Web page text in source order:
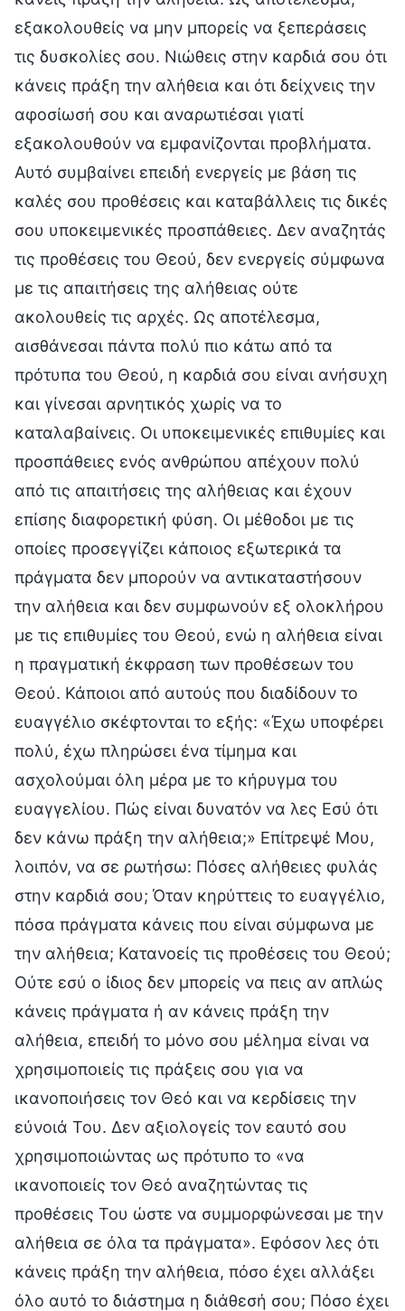
εξακολουθείς να μην μπορείς να ξεπεράσεις
τις δυσκολίες σου. Νιώθεις στην καρδιά σου ότι
κάνεις πράξη την αλήθεια και ότι δείχνεις την
αφοσίωσή σου και αναρωτιέσαι γιατί
εξακολουθούν να εμφανίζονται προβλήματα.
Αυτό συμβαίνει επειδή ενεργείς με βάση τις
καλές σου προθέσεις και καταβάλλεις τις δικές
σου υποκειμενικές προσπάθειες. Δεν αναζητάς
τις προθέσεις του Θεού, δεν ενεργείς σύμφωνα
με τις απαιτήσεις της αλήθειας ούτε
ακολουθείς τις αρχές. Ως αποτέλεσμα,
αισθάνεσαι πάντα πολύ πιο κάτω από τα
πρότυπα του Θεού, η καρδιά σου είναι ανήσυχη
και γίνεσαι αρνητικός χωρίς να το
καταλαβαίνεις. Οι υποκειμενικές επιθυμίες και
προσπάθειες ενός ανθρώπου απέχουν πολύ
από τις απαιτήσεις της αλήθειας και έχουν
επίσης διαφορετική φύση. Οι μέθοδοι με τις
οποίες προσεγγίζει κάποιος εξωτερικά τα
πράγματα δεν μπορούν να αντικαταστήσουν
την αλήθεια και δεν συμφωνούν εξ ολοκλήρου
με τις επιθυμίες του Θεού, ενώ η αλήθεια είναι
η πραγματική έκφραση των προθέσεων του
Θεού. Κάποιοι από αυτούς που διαδίδουν το
ευαγγέλιο σκέφτονται το εξής: «Έχω υποφέρει
πολύ, έχω πληρώσει ένα τίμημα και
ασχολούμαι όλη μέρα με το κήρυγμα του
ευαγγελίου. Πώς είναι δυνατόν να λες Εσύ ότι
δεν κάνω πράξη την αλήθεια;» Επίτρεψέ Μου,
λοιπόν, να σε ρωτήσω: Πόσες αλήθειες φυλάς
στην καρδιά σου; Όταν κηρύττεις το ευαγγέλιο,
πόσα πράγματα κάνεις που είναι σύμφωνα με
την αλήθεια; Κατανοείς τις προθέσεις του Θεού;
Ούτε εσύ ο ίδιος δεν μπορείς να πεις αν απλώς
κάνεις πράγματα ή αν κάνεις πράξη την
αλήθεια, επειδή το μόνο σου μέλημα είναι να
χρησιμοποιείς τις πράξεις σου για να
ικανοποιήσεις τον Θεό και να κερδίσεις την
εύνοιά Του. Δεν αξιολογείς τον εαυτό σου
χρησιμοποιώντας ως πρότυπο το «να
ικανοποιείς τον Θεό αναζητώντας τις
προθέσεις Του ώστε να συμμορφώνεσαι με την
αλήθεια σε όλα τα πράγματα». Εφόσον λες ότι
κάνεις πράξη την αλήθεια, πόσο έχει αλλάξει
όλο αυτό το διάστημα η διάθεσή σου; Πόσο έχει